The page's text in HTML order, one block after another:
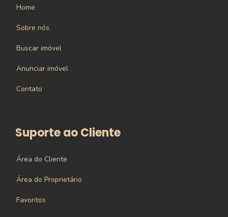
Home
Sobre nós
Buscar imóvel
Anunciar imóvel
Contato
Suporte ao Cliente
Área do Cliente
Área do Proprietário
Favoritos